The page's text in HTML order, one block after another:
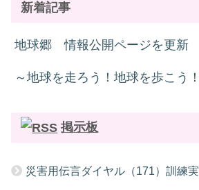
新着記事
地球郷 情報公開ページを更新
～地球を走ろう！地球を歩こう
掲示板
災害用伝言ダイヤル（171）訓練